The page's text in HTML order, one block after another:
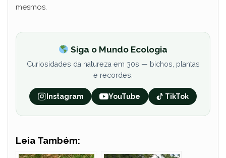
mesmos.
Siga o Mundo Ecologia
Curiosidades da natureza em 30s — bichos, plantas
e recordes.
Instagram YouTube TikTok
Leia Também: